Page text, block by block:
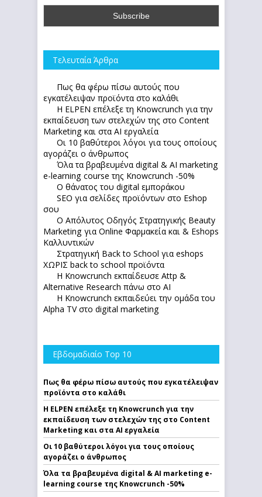
Τελευταία Άρθρα
Πως θα φέρω πίσω αυτούς που
εγκατέλειψαν προϊόντα στο καλάθι
Η ELPEN επέλεξε τη Knowcrunch για την
εκπαίδευση των στελεχών της στο Content
Marketing και στα AI εργαλεία
Οι 10 βαθύτεροι λόγοι για τους οποίους
αγοράζει ο άνθρωπος
Όλα τα βραβευμένα digital & AI marketing
e-learning course της Knowcrunch -50%
Ο θάνατος του digital εμποράκου
SEO για σελίδες προϊόντων στο Eshop
σου
Ο Απόλυτoς Οδηγός Στρατηγικής Beauty
Marketing για Online Φαρμακεία και & Eshops
Καλλυντικών
Στρατηγική Back to School για eshops
ΧΩΡΙΣ back to school προϊόντα
Η Knowcrunch εκπαίδευσε Attp &
Alternative Research πάνω στο ΑΙ
Η Knowcrunch εκπαιδεύει την ομάδα του
Alpha TV στο digital marketing
Εβδομαδιαίο Top 10
Πως θα φέρω πίσω αυτούς που εγκατέλειψαν
προϊόντα στο καλάθι
Η ELPEN επέλεξε τη Knowcrunch για την
εκπαίδευση των στελεχών της στο Content
Marketing και στα AI εργαλεία
Οι 10 βαθύτεροι λόγοι για τους οποίους
αγοράζει ο άνθρωπος
Όλα τα βραβευμένα digital & AI marketing e-
learning course της Knowcrunch -50%